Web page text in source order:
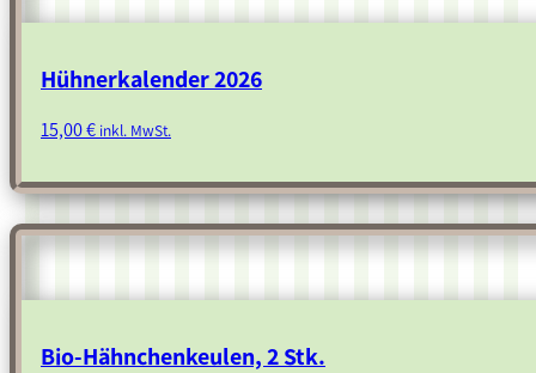
Hühnerkalender 2026
15,00€ inkl. MwSt.
Bio-Hähnchenkeulen, 2 Stk.